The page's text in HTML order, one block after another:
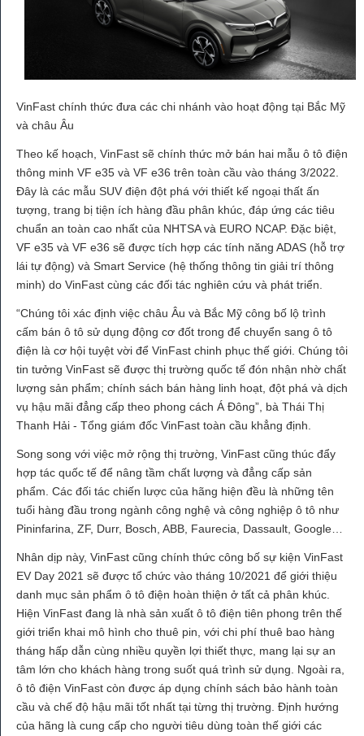
VinFast chính thức đưa các chi nhánh vào hoạt động tại Bắc Mỹ
và châu Âu
Theo kế hoạch, VinFast sẽ chính thức mở bán hai mẫu ô tô điện
thông minh VF e35 và VF e36 trên toàn cầu vào tháng 3/2022.
Đây là các mẫu SUV điện đột phá với thiết kế ngoại thất ấn
tượng, trang bị tiện ích hàng đầu phân khúc, đáp ứng các tiêu
chuẩn an toàn cao nhất của NHTSA và EURO NCAP. Đặc biệt,
VF e35 và VF e36 sẽ được tích hợp các tính năng ADAS (hỗ trợ
lái tự động) và Smart Service (hệ thống thông tin giải trí thông
minh) do VinFast cùng các đối tác nghiên cứu và phát triển.
“Chúng tôi xác định việc châu Âu và Bắc Mỹ công bố lộ trình
cấm bán ô tô sử dụng động cơ đốt trong để chuyển sang ô tô
điện là cơ hội tuyệt vời để VinFast chinh phục thế giới. Chúng tôi
tin tưởng VinFast sẽ được thị trường quốc tế đón nhận nhờ chất
lượng sản phẩm; chính sách bán hàng linh hoạt, đột phá và dịch
vụ hậu mãi đẳng cấp theo phong cách Á Đông”, bà Thái Thị
Thanh Hải - Tổng giám đốc VinFast toàn cầu khẳng định.
Song song với việc mở rộng thị trường, VinFast cũng thúc đẩy
hợp tác quốc tế để nâng tầm chất lượng và đẳng cấp sản
phẩm. Các đối tác chiến lược của hãng hiện đều là những tên
tuổi hàng đầu trong ngành công nghệ và công nghiệp ô tô như
Pininfarina, ZF, Durr, Bosch, ABB, Faurecia, Dassault, Google…
Nhân dịp này, VinFast cũng chính thức công bố sự kiện VinFast
EV Day 2021 sẽ được tổ chức vào tháng 10/2021 để giới thiệu
danh mục sản phẩm ô tô điện hoàn thiện ở tất cả phân khúc.
Hiện VinFast đang là nhà sản xuất ô tô điện tiên phong trên thế
giới triển khai mô hình cho thuê pin, với chi phí thuê bao hàng
tháng hấp dẫn cùng nhiều quyền lợi thiết thực, mang lại sự an
tâm lớn cho khách hàng trong suốt quá trình sử dụng. Ngoài ra,
ô tô điện VinFast còn được áp dụng chính sách bảo hành toàn
cầu và chế độ hậu mãi tốt nhất tại từng thị trường. Định hướng
của hãng là cung cấp cho người tiêu dùng toàn thế giới các